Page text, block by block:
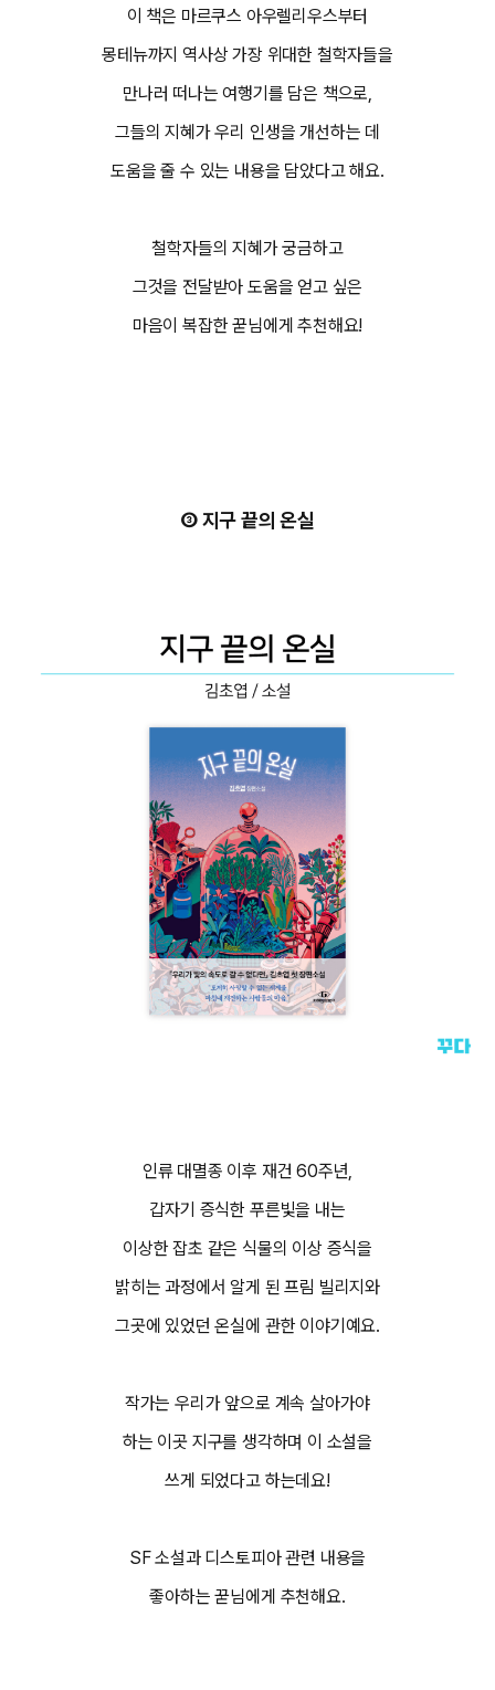
이 책은 마르쿠스 아우렐리우스부터
몽테뉴까지 역사상 가장 위대한 철학자들을
만나러 떠나는 여행기를 담은 책으로,
그들의 지혜가 우리 인생을 개선하는 데
도움을 줄 수 있는 내용을 담았다고 해요.
철학자들의 지혜가 궁금하고
그것을 전달받아 도움을 얻고 싶은
마음이 복잡한 꾿님에게 추천해요!
③ 지구 끝의 온실
인류 대멸종 이후 재건 60주년,
갑자기 증식한 푸른빛을 내는
이상한 잡초 같은 식물의 이상 증식을
밝히는 과정에서 알게 된 프림 빌리지와
그곳에 있었던 온실에 관한 이야기예요.
작가는 우리가 앞으로 계속 살아가야
하는 이곳 지구를 생각하며 이 소설을
쓰게 되었다고 하는데요!
SF 소설과 디스토피아 관련 내용을
좋아하는 꾿님에게 추천해요.